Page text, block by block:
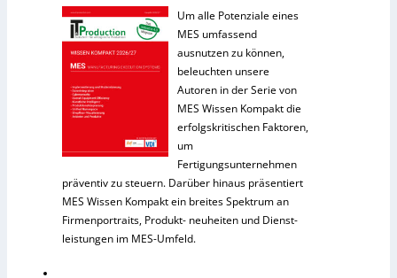
Um alle Potenziale eines
MES umfassend
ausnutzen zu können,
beleuchten unsere
Autoren in der Serie von
MES Wissen Kompakt die
erfolgskritischen Faktoren,
um
Fertigungsunternehmen
präventiv zu steuern. Darüber hinaus präsentiert
MES Wissen Kompakt ein breites Spektrum an
Firmenportraits, Produkt- neuheiten und Dienst-
leistungen im MES-Umfeld.